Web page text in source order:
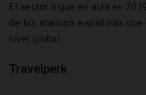
El sector sigue en alza en
de las startups españolas
nivel global.
Travelperk